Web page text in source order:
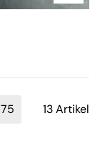
13 Artikel
75